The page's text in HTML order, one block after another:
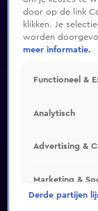
door op de link
klikken. Je
worden
meer informatie.
Functioneel &
Analytisch
Advertising &
Marketing &
Derde partijen